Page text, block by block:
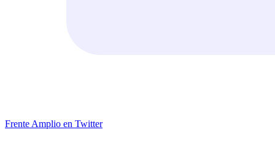
Frente Amplio en Twitter